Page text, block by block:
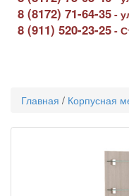
8 (8172) 71-64-35 -
8 (911) 520-23-25 -
Главная / Корпусная